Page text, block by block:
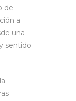
de
a
una
sentido